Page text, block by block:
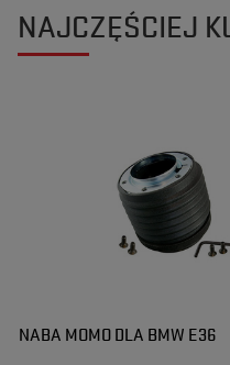
NAJCZĘŚCIEJ
NABA MOMO DLA BMW E36